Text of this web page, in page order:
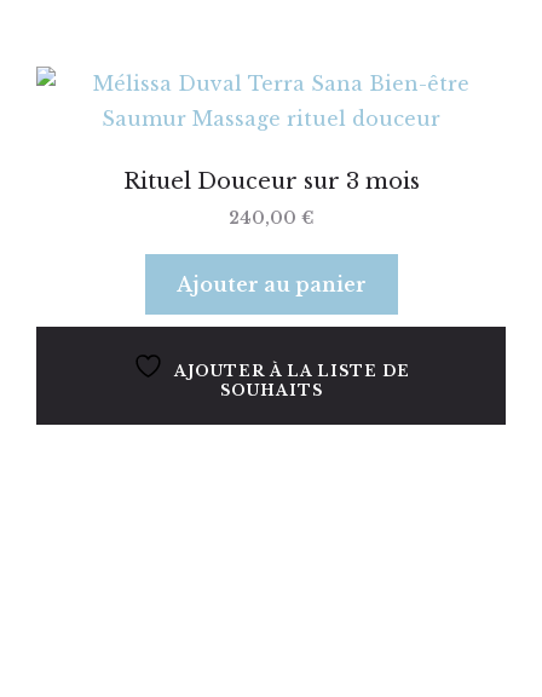
Rituel Douceur sur 3 mois
240,00 €
Ajouter au panier
AJOUTER À LA LISTE DE
SOUHAITS